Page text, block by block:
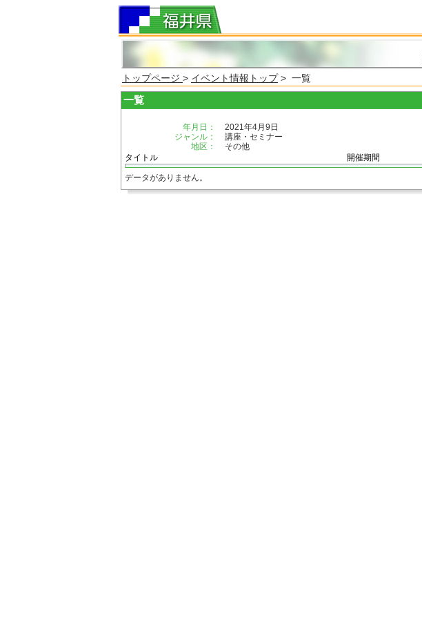
トップページ > イベント情報トップ> 一覧
一覧
年月日：
2021年4月9日
ジャンル：
講座・セミナー
地区：
その他
タイトル
開催期間
データがありません。